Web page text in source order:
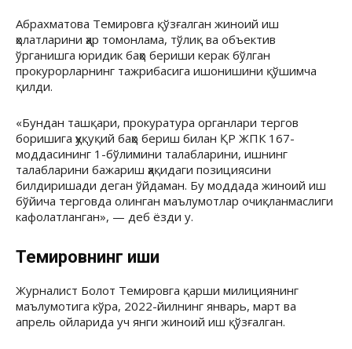
Абрахматова Темировга қўзғалган жиноий иш
ҳолатларини ҳар томонлама, тўлиқ ва объектив
ўрганишга юридик баҳо бериши керак бўлган
прокурорларнинг тажрибасига ишонишини қўшимча
қилди.
«Бундан ташқари, прокуратура органлари тергов
боришига ҳуқуқий баҳо бериш билан ҚР ЖПК 167-
моддасининг 1-бўлимини талабларини, ишнинг
талабларини бажариш ҳақидаги позициясини
билдиришади деган ўйдаман. Бу моддада жиноий иш
бўйича терговда олинган маълумотлар очиқланмаслиги
кафолатланган», — деб ёзди у.
Темировнинг иши
Журналист Болот Темировга қарши милициянинг
маълумотига кўра, 2022-йилнинг январь, март ва
апрель ойларида уч янги жиноий иш қўзғалган.